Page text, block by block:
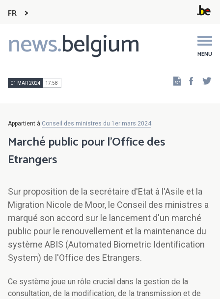
FR
news.belgium MENU
Main
navigation
01 MAR 2024 17:58
Appartient à Conseil des ministres du 1er mars 2024
Marché public pour l'Office des
Etrangers
Sur proposition de la secrétaire d'Etat à l'Asile et la
Migration Nicole de Moor, le Conseil des ministres a
marqué son accord sur le lancement d'un marché
public pour le renouvellement et la maintenance du
système ABIS (Automated Biometric Identification
System) de l'Office des Etrangers.
Ce système joue un rôle crucial dans la gestion de la
consultation, de la modification, de la transmission et de